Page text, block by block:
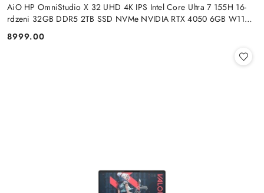
AiO HP OmniStudio X 32 UHD 4K IPS Intel Core Ultra 7 155H 16-
rdzeni 32GB DDR5 2TB SSD NVMe NVIDIA RTX 4050 6GB W11
Cena:
8999.00